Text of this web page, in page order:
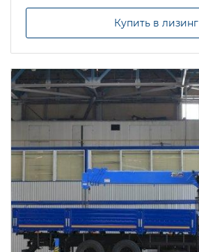
Купить в лизинг